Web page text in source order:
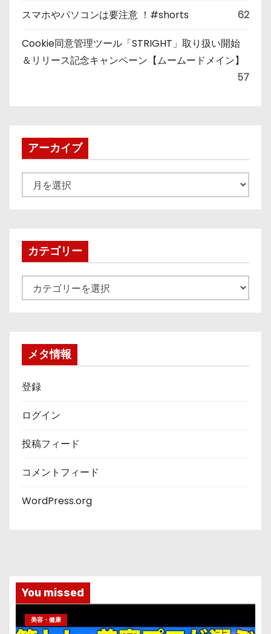
スマホやパソコンは要注意 ！#shorts 62
Cookie同意管理ツール「STRIGHT」取り扱い開始
＆リリース記念キャンペーン【ムームードメイン】
57
アーカイブ
ー
ブカテゴリー
テ
メタ情報
登録
ログイン
投稿フィード
コメントフィード
WordPress.org
You missed
美容・健康